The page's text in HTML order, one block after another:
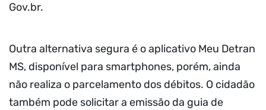
Gov.br.
Outra alternativa segura é o aplicativo Meu Detran
MS, disponível para smartphones, porém, ainda
não realiza o parcelamento dos débitos. O cidadão
também pode solicitar a emissão da guia de